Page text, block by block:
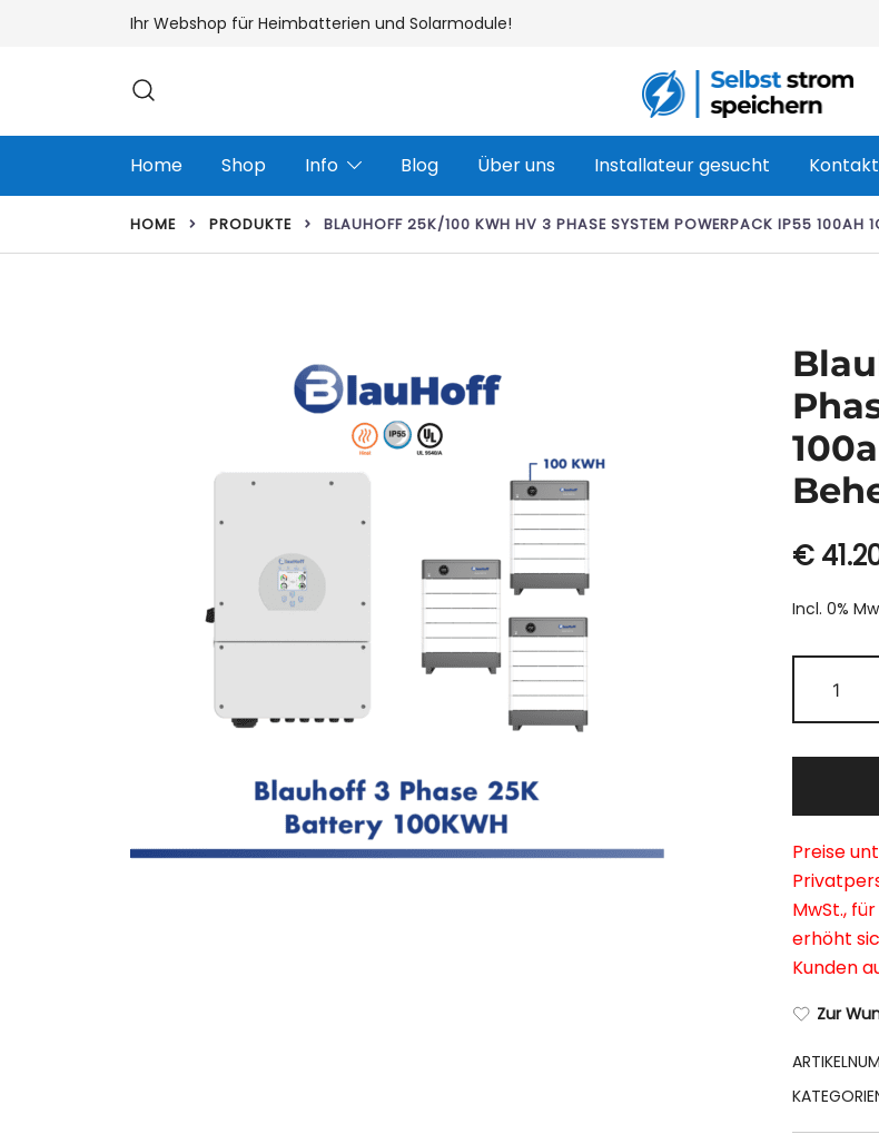
Ihr Webshop für Heimbatterien und Solarmodule!
Selbst strom
Ihr Webshop für
Home Shop Info Blog Über uns Installateur gesucht Kontakt
HOME PRODUKTE BLAUHOFF 25K/100 KWH HV 3 PHASE SYSTEM POWERPACK IP55 100AH
€
Incl. 0%
HV
1C
Preise
MwSt.,
erhöht
Kunden
Zur